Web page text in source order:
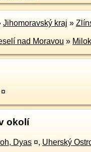
Jihomoravský kraj »
nad Moravou »
¤
okolí
Dyas ¤, Uherský